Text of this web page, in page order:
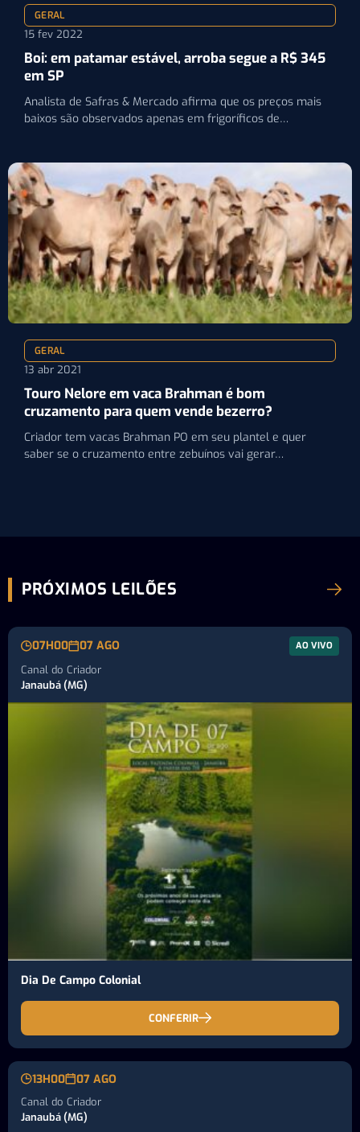
GERAL
15 fev 2022
Boi: em patamar estável, arroba segue a R$ 345
em SP
Analista de Safras & Mercado afirma que os preços mais
baixos são observados apenas em frigoríficos de
GERAL
13 abr 2021
Touro Nelore em vaca Brahman é bom
cruzamento para quem vende bezerro?
Criador tem vacas Brahman PO em seu plantel e quer
saber se o cruzamento entre zebuínos vai gerar…
PRÓXIMOS LEILÕES
07H00 07 AGO AO VIVO
Canal do Criador
Janaubá (MG)
Dia De Campo Colonial
CONFERIR
13H00 07 AGO
Canal do Criador
Janaubá (MG)